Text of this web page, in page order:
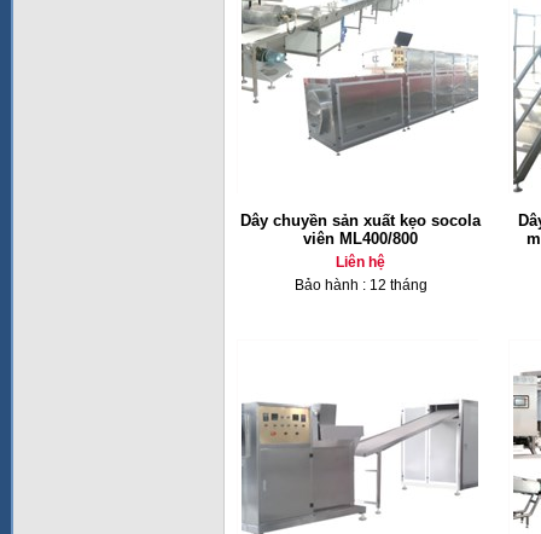
Dây chuyền sản xuất kẹo socola
viên ML400/800
Liên hệ
Bảo hành : 12 tháng